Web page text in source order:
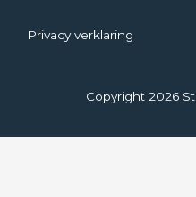
Privacy verklaring
Copyright 2026